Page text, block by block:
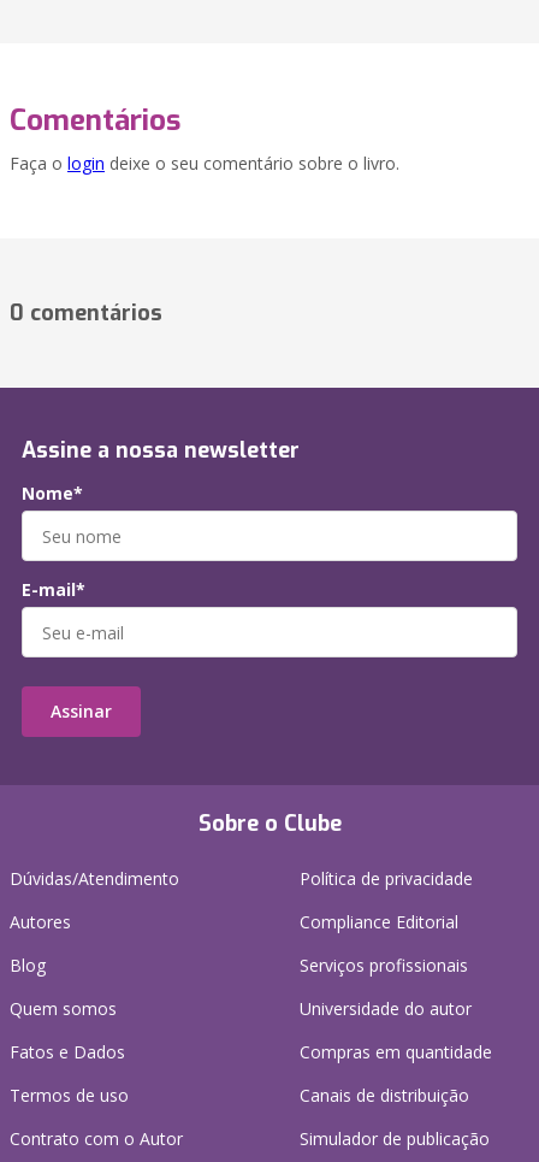
Comentários
Faça o login deixe o seu comentário sobre o livro.
0 comentários
Sobre o Clube
Dúvidas/Atendimento
Autores
Blog
Quem somos
Fatos e Dados
Termos de uso
Contrato com o Autor
Política de privacidade
Compliance Editorial
Serviços profissionais
Universidade do autor
Compras em quantidade
Canais de distribuição
Simulador de publicação
Assine a nossa newsletter
Nome*
E-mail*
Assinar